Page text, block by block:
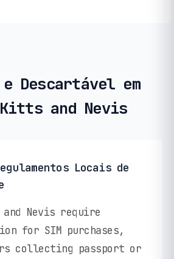
e Descartável em
and Nevis
Locais de
Nevis require
for SIM purchases,
collecting passport or